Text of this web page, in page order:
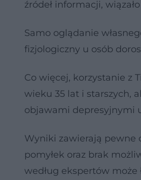
źródeł informacji,
Samo oglądanie
fizjologiczny u osób
Co więcej, korzystanie z
wieku 35 lat i starszych,
objawami depresyjnymi
Wyniki zawierają pewne
pomyłek oraz brak
według ekspertów może